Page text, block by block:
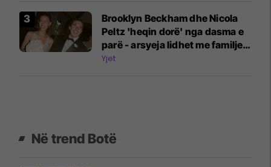
Brooklyn Beckham dhe Nicola
Peltz 'heqin dorë' nga dasma e
parë - arsyeja lidhet me familjen
Beckham
Yjet
Në trend Botë